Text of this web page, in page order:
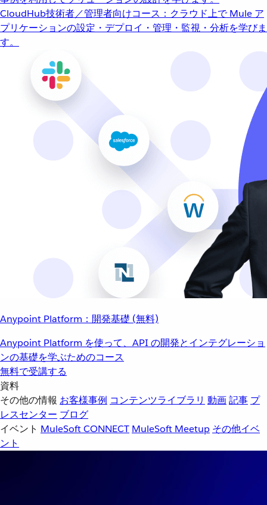
CloudHub技術者／管理者向けコース：クラウド上で Mule ア
プリケーションの設定・デプロイ・管理・監視・分析を学びま
す。
Anypoint Platform：開発基礎 (無料)
Anypoint Platform を使って、API の開発とインテグレーショ
ンの基礎を学ぶためのコース
無料で受講する
資料
その他の情報 お客様事例 コンテンツライブラリ 動画記事 プ
レスセンター ブログ
イベント MuleSoft CONNECT MuleSoft Meetup その他イベ
ント